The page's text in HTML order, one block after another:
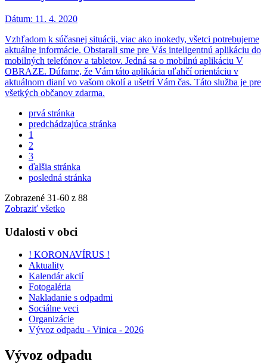
Dátum: 11. 4. 2020
Vzhľadom k súčasnej situácii, viac ako inokedy, všetci potrebujeme
aktuálne informácie. Obstarali sme pre Vás inteligentnú aplikáciu do
mobilných telefónov a tabletov. Jedná sa o mobilnú aplikáciu V
OBRAZE. Dúfame, že Vám táto aplikácia uľahčí orientáciu v
aktuálnom dianí vo vašom okolí a ušetrí Vám čas. Táto služba je pre
všetkých občanov zdarma.
prvá stránka
predchádzajúca stránka
1
2
3
ďalšia stránka
posledná stránka
Zobrazené 31-60 z 88
Zobraziť všetko
Udalosti v obci
! KORONAVÍRUS !
Aktuality
Kalendár akcií
Fotogaléria
Nakladanie s odpadmi
Sociálne veci
Organizácie
Vývoz odpadu - Vinica - 2026
Vývoz odpadu